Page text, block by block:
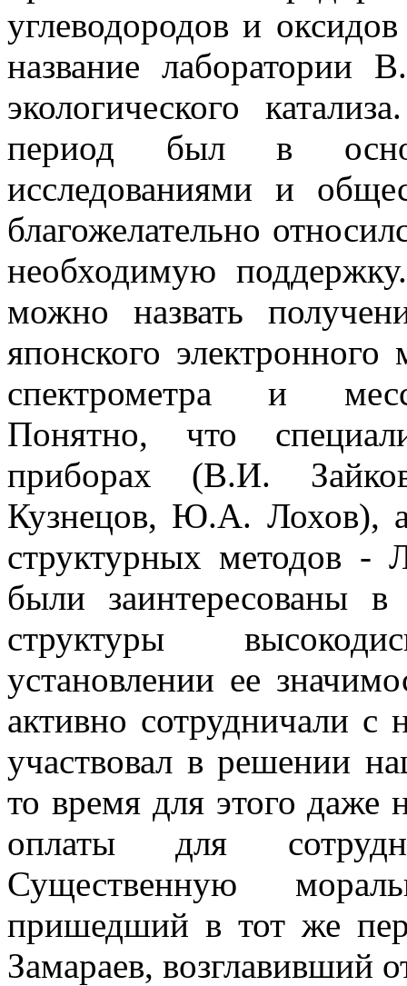
углеводородов и
название лаборатории
экологического
период был в
исследованиями и
благожелательно
необходимую
можно назвать
японского
спектрометра и
Понятно, что
приборах (В.И.
Кузнецов, Ю.А. Лохов),
структурных методов
были заинтересованы в
структуры
установлении ее
активно сотрудничали с
участвовал в решении
то время для этого даже
оплаты для
Существенную
пришедший в тот же
Замараев, возглавивший